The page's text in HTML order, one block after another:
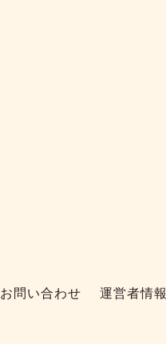
お問い合わせ 運営者情報